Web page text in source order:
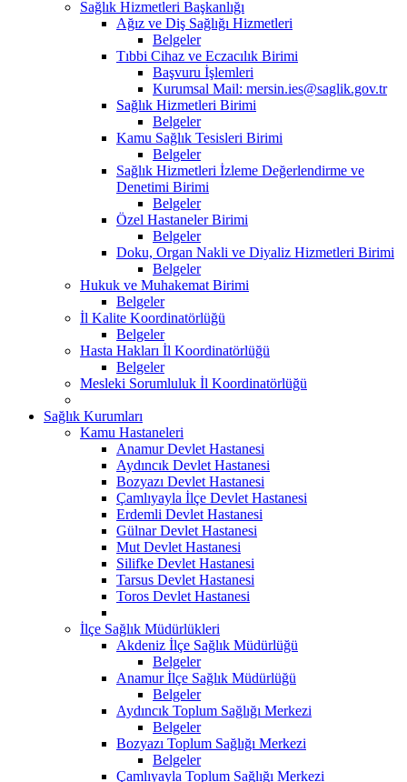
Sağlık Hizmetleri Başkanlığı
Ağız ve Diş Sağlığı Hizmetleri
Belgeler
Tıbbi Cihaz ve Eczacılık Birimi
Başvuru İşlemleri
Kurumsal Mail: mersin.ies@saglik.gov.tr
Sağlık Hizmetleri Birimi
Belgeler
Kamu Sağlık Tesisleri Birimi
Belgeler
Sağlık Hizmetleri İzleme Değerlendirme ve
Denetimi Birimi
Belgeler
Özel Hastaneler Birimi
Belgeler
Doku, Organ Nakli ve Diyaliz Hizmetleri Birimi
Belgeler
Hukuk ve Muhakemat Birimi
Belgeler
İl Kalite Koordinatörlüğü
Belgeler
Hasta Hakları İl Koordinatörlüğü
Belgeler
Mesleki Sorumluluk İl Koordinatörlüğü
Sağlık Kurumları
Kamu Hastaneleri
Anamur Devlet Hastanesi
Aydıncık Devlet Hastanesi
Bozyazı Devlet Hastanesi
Çamlıyayla İlçe Devlet Hastanesi
Erdemli Devlet Hastanesi
Gülnar Devlet Hastanesi
Mut Devlet Hastanesi
Silifke Devlet Hastanesi
Tarsus Devlet Hastanesi
Toros Devlet Hastanesi
İlçe Sağlık Müdürlükleri
Akdeniz İlçe Sağlık Müdürlüğü
Belgeler
Anamur İlçe Sağlık Müdürlüğü
Belgeler
Aydıncık Toplum Sağlığı Merkezi
Belgeler
Bozyazı Toplum Sağlığı Merkezi
Belgeler
Çamlıyayla Toplum Sağlığı Merkezi